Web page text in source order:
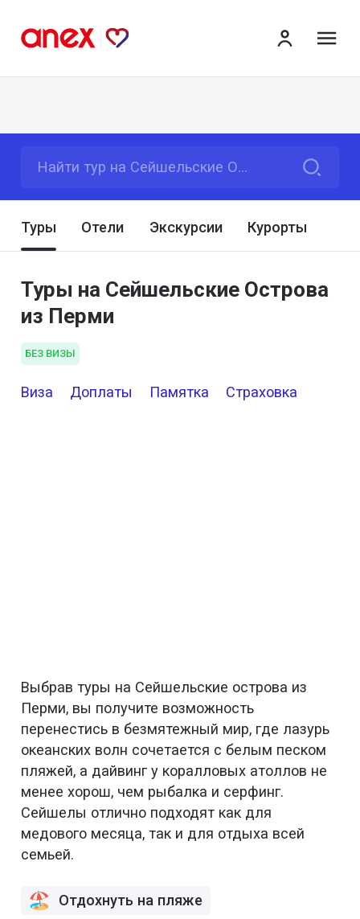
Найти тур на Сейшельские Острова
Туры Отели Экскурсии Курорты
Туры на Сейшельские Острова
из Перми
БЕЗ ВИЗЫ
Виза Доплаты Памятка Страховка
Выбрав туры на Сейшельские острова из
Перми, вы получите возможность
перенестись в безмятежный мир, где лазурь
океанских волн сочетается с белым песком
пляжей, а дайвинг у коралловых атоллов не
менее хорош, чем рыбалка и серфинг.
Сейшелы отлично подходят как для
медового месяца, так и для отдыха всей
семьей.
Отдохнуть на пляже